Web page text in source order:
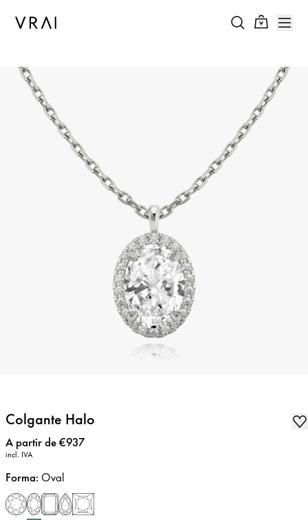
Colgante Halo
Precio:
A partir de €937
incl. IVA
Forma: Oval